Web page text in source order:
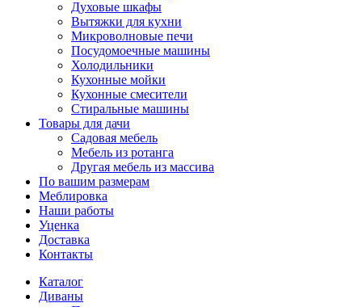
Духовые шкафы
Вытяжки для кухни
Микроволновые печи
Посудомоечные машины
Холодильники
Кухонные мойки
Кухонные смесители
Стиральные машины
Товары для дачи
Садовая мебель
Мебель из ротанга
Другая мебель из массива
По вашим размерам
Меблировка
Наши работы
Уценка
Доставка
Контакты
Каталог
Диваны